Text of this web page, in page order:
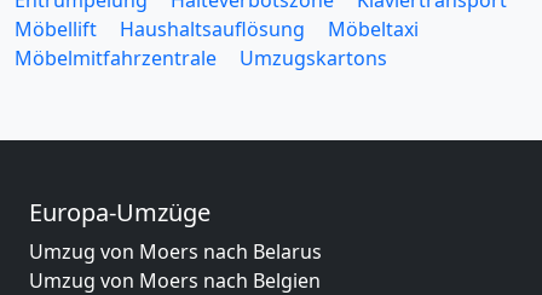
Möbellift
Haushaltsauflösung
Möbeltaxi
Möbelmitfahrzentrale
Umzugskartons
Europa-Umzüge
Umzug von Moers nach Belarus
Umzug von Moers nach Belgien